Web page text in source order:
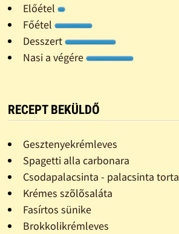
Előétel
Főétel
Desszert
Nasi a végére
RECEPT BEKÜLDŐ
Gesztenyekrémleves
Spagetti alla carbonara
Csodapalacsinta - palacsinta torta
Krémes szõlõsaláta
Fasírtos sünike
Brokkolikrémleves